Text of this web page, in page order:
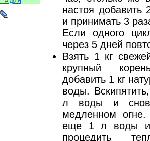
настоя добавить
и принимать 3
Если одного
через 5 дней
Взять 1 кг
крупный
добавить 1 кг
воды.
л воды и
медленном
еще 1 л воды и
процедить